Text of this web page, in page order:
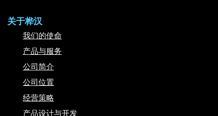
关于桦汉
我们的使命
产品与服务
公司简介
公司位置
经营策略
产品设计与开发